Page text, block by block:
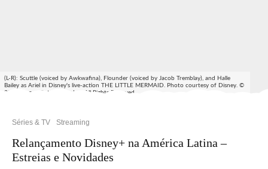
(L-R): Scuttle (voiced by Awkwafina), Flounder (voiced by Jacob Tremblay), and Halle
Bailey as Ariel in Disney's live-action THE LITTLE MERMAID. Photo courtesy of Disney. ©
2023 Disney Enterprises, Inc. All Rights Reserved.
Séries & TV Streaming
Relançamento Disney+ na América Latina –
Estreias e Novidades